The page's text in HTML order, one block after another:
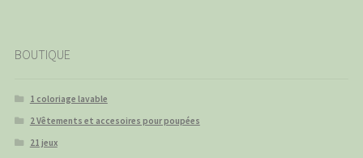
BOUTIQUE
1 coloriage lavable
2 Vêtements et accesoires pour poupées
21 jeux